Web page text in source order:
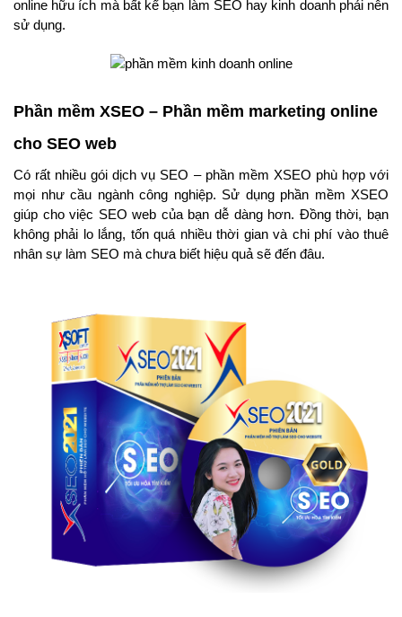
online hữu ích mà bất kể bạn làm SEO hay kinh doanh phải nên
sử dụng.
Phần mềm XSEO – Phần mềm marketing online
cho SEO web
Có rất nhiều gói dịch vụ SEO – phần mềm XSEO phù hợp với
mọi như cầu ngành công nghiệp. Sử dụng phần mềm XSEO
giúp cho việc SEO web của bạn dễ dàng hơn. Đồng thời, bạn
không phải lo lắng, tốn quá nhiều thời gian và chi phí vào thuê
nhân sự làm SEO mà chưa biết hiệu quả sẽ đến đâu.